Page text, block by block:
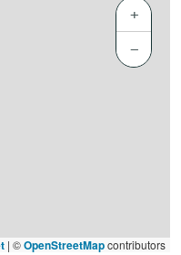
+
−
| ©OpenStreetMapcontributors